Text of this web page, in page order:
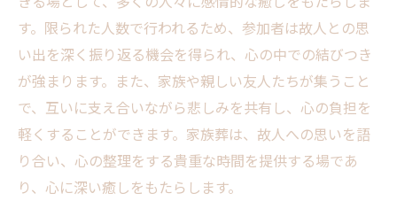
す。限られた人数で行われるため、参加者は故人との思
い出を深く振り返る機会を得られ、心の中での結びつき
が強まります。また、家族や親しい友人たちが集うこと
で、互いに支え合いながら悲しみを共有し、心の負担を
軽くすることができます。家族葬は、故人への思いを語
り合い、心の整理をする貴重な時間を提供する場であ
り、心に深い癒しをもたらします。